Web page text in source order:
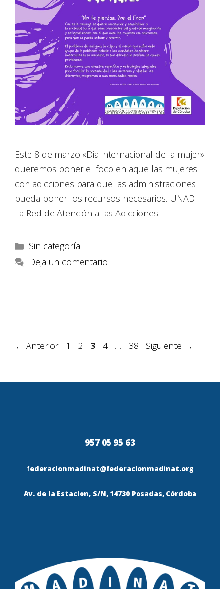
Este 8 de marzo «Dia internacional de la mujer»
queremos poner el foco en aquellas mujeres
con adicciones para que las administraciones
pueda poner los recursos necesarios. UNAD –
La Red de Atención a las Adicciones
Sin categoría
Deja un comentario
← Anterior 1 2 3 4 … 38 Siguiente →
957 05 95 63
federacionmadinat@federacionmadinat.org
Av. de la Estacion, S/N, 14730 Posadas, Córdoba